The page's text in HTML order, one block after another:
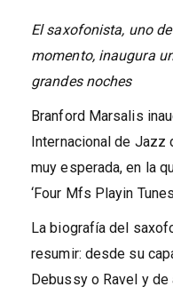
El saxofonista, uno
momento, inaugura
grandes noches
Branford Marsalis
Internacional de Jazz
muy esperada, en la
‘Four Mfs Playin
La biografía del
resumir: desde su
Debussy o Ravel y